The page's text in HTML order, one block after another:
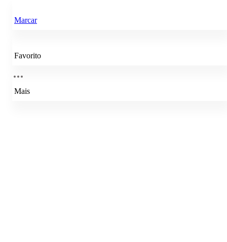
Marcar
Favorito
Mais